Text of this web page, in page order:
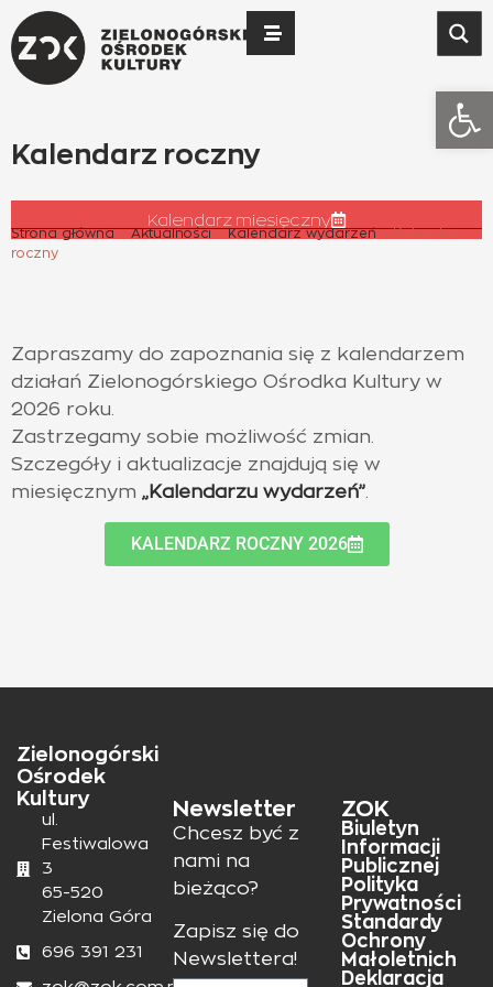
Kalendarz roczny
Kalendarz miesięczny
Strona główna Aktualności Kalendarz wydarzeń
Kalendarz
roczny
Zapraszamy do zapoznania się z kalendarzem
działań Zielonogórskiego Ośrodka Kultury w
2026 roku.
Zastrzegamy sobie możliwość zmian.
Szczegóły i aktualizacje znajdują się w
miesięcznym „Kalendarzu wydarzeń”.
KALENDARZ ROCZNY 2026
Zielonogórski
Ośrodek
Kultury
ul.
Festiwalowa
3
65-520
Zielona Góra
696 391 231
Newsletter
Chcesz być z
nami na
bieżąco?
Zapisz się do
Newslettera!
ZOK
Biuletyn
Informacji
Publicznej
Polityka
Prywatności
Standardy
Ochrony
Małoletnich
Deklaracja